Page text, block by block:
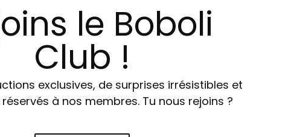
le Boboli
Club !
exclusives, de surprises irrésistibles et
à nos membres. Tu nous rejoins ?